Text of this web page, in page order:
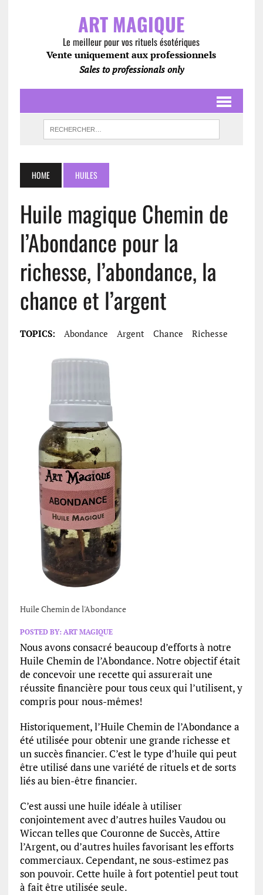
ART MAGIQUE
Le meilleur pour vos rituels ésotériques
Vente uniquement aux professionnels
Sales to professionals only
HOME HUILES
Huile magique Chemin de
l’Abondance pour la
richesse, l’abondance, la
chance et l’argent
TOPICS: Abondance Argent Chance Richesse
Huile Chemin de l'Abondance
POSTED BY: ART MAGIQUE
Nous avons consacré beaucoup d’efforts à notre
Huile Chemin de l’Abondance. Notre objectif était
de concevoir une recette qui assurerait une
réussite financière pour tous ceux qui l’utilisent, y
compris pour nous-mêmes!
Historiquement, l’Huile Chemin de l’Abondance a
été utilisée pour obtenir une grande richesse et
un succès financier. C’est le type d’huile qui peut
être utilisé dans une variété de rituels et de sorts
liés au bien-être financier.
C’est aussi une huile idéale à utiliser
conjointement avec d’autres huiles Vaudou ou
Wiccan telles que Couronne de Succès, Attire
l’Argent, ou d’autres huiles favorisant les efforts
commerciaux. Cependant, ne sous-estimez pas
son pouvoir. Cette huile à fort potentiel peut tout
à fait être utilisée seule.